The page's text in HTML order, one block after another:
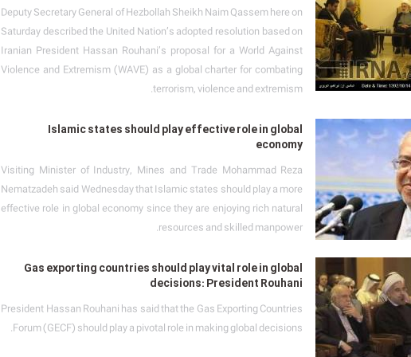
Deputy Secretary General of Hezbollah Sheikh Naim Qassem here on
Saturday described the United Nation’s adopted resolution based on
Iranian President Hassan Rouhani’s proposal for a World Against
Violence and Extremism (WAVE) as a global charter for combating
terrorism, violence and extremism.
Islamic states should play effective role in global
economy
Visiting Minister of Industry, Mines and Trade Mohammad Reza
Nematzadeh said Wednesday that Islamic states should play a more
effective role in global economy since they are enjoying rich natural
resources and skilled manpower.
Gas exporting countries should play vital role in global
decisions: President Rouhani
President Hassan Rouhani has said that the Gas Exporting Countries
Forum (GECF) should play a pivotal role in making global decisions.